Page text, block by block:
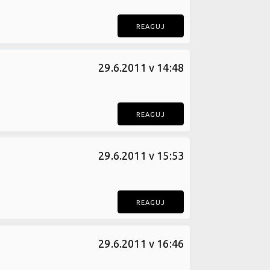
REAGUJ
29.6.2011 v 14:48
REAGUJ
29.6.2011 v 15:53
REAGUJ
29.6.2011 v 16:46